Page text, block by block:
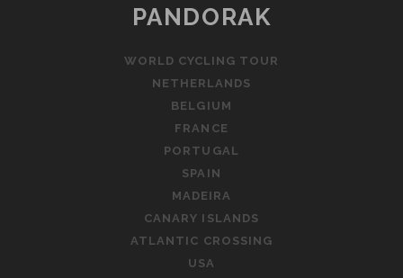
PANDORAK
WORLD CYCLING TOUR
NETHERLANDS
BELGIUM
FRANCE
PORTUGAL
SPAIN
MADEIRA
CANARY ISLANDS
ATLANTIC CROSSING
USA